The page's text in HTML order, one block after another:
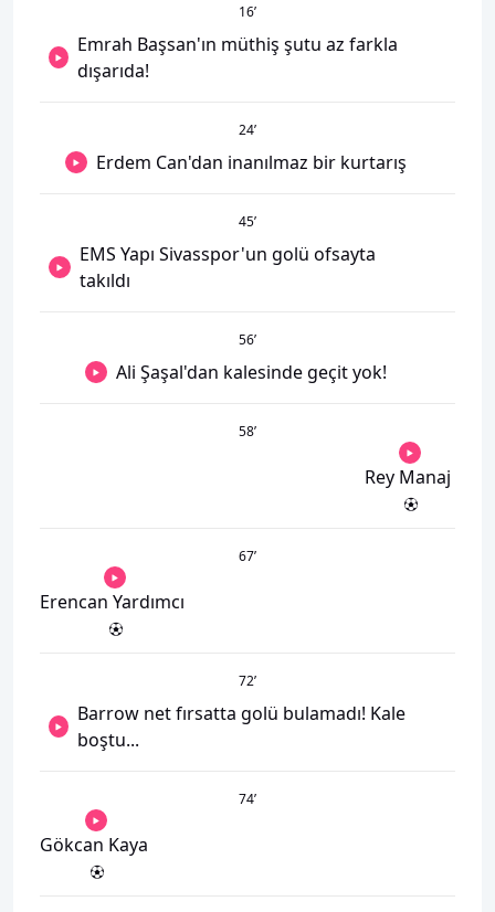
16’
Emrah Başsan'ın müthiş şutu az farkla
dışarıda!
24’
Erdem Can'dan inanılmaz bir kurtarış
45’
EMS Yapı Sivasspor'un golü ofsayta
takıldı
56’
Ali Şaşal'dan kalesinde geçit yok!
58’
Rey Manaj
67’
Erencan Yardımcı
72’
Barrow net fırsatta golü bulamadı! Kale
boştu...
74’
Gökcan Kaya